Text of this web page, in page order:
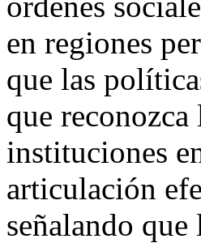
en regiones
que las
que
instituciones
articulación
señalando